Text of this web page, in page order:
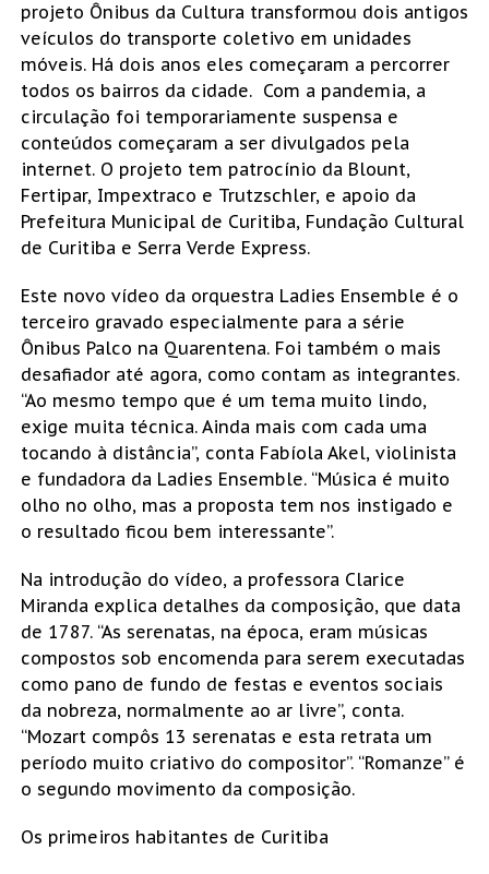
projeto Ônibus da Cultura transformou dois antigos
veículos do transporte coletivo em unidades
móveis. Há dois anos eles começaram a percorrer
todos os bairros da cidade. Com a pandemia, a
circulação foi temporariamente suspensa e
conteúdos começaram a ser divulgados pela
internet. O projeto tem patrocínio da Blount,
Fertipar, Impextraco e Trutzschler, e apoio da
Prefeitura Municipal de Curitiba, Fundação Cultural
de Curitiba e Serra Verde Express.
Este novo vídeo da orquestra Ladies Ensemble é o
terceiro gravado especialmente para a série
Ônibus Palco na Quarentena. Foi também o mais
desafiador até agora, como contam as integrantes.
“Ao mesmo tempo que é um tema muito lindo,
exige muita técnica. Ainda mais com cada uma
tocando à distância”, conta Fabíola Akel, violinista
e fundadora da Ladies Ensemble. “Música é muito
olho no olho, mas a proposta tem nos instigado e
o resultado ficou bem interessante”.
Na introdução do vídeo, a professora Clarice
Miranda explica detalhes da composição, que data
de 1787. “As serenatas, na época, eram músicas
compostos sob encomenda para serem executadas
como pano de fundo de festas e eventos sociais
da nobreza, normalmente ao ar livre”, conta.
“Mozart compôs 13 serenatas e esta retrata um
período muito criativo do compositor”. “Romanze” é
o segundo movimento da composição.
Os primeiros habitantes de Curitiba